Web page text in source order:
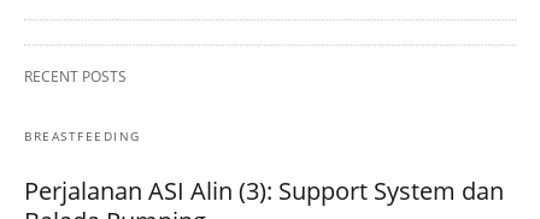
RECENT POSTS
BREASTFEEDING
Perjalanan ASI Alin (3): Support System dan